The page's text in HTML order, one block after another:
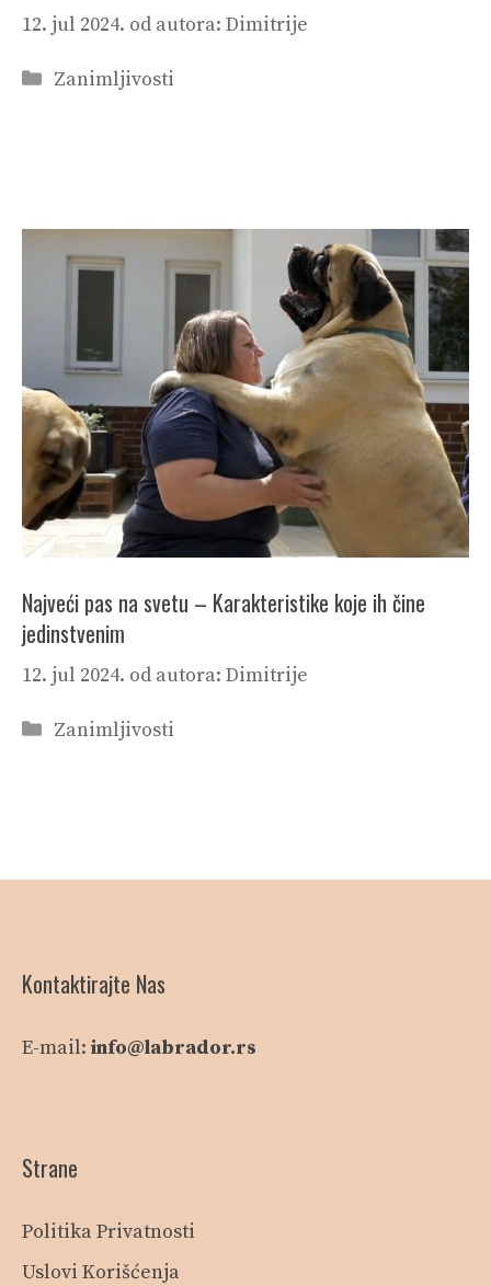
12. jul 2024. od autora: Dimitrije
Categories
Zanimljivosti
Najveći pas na svetu – Karakteristike koje ih čine
jedinstvenim
12. jul 2024. od autora: Dimitrije
Categories
Zanimljivosti
Kontaktirajte Nas
E-mail: info@labrador.rs
Strane
Politika Privatnosti
Uslovi Korišćenja